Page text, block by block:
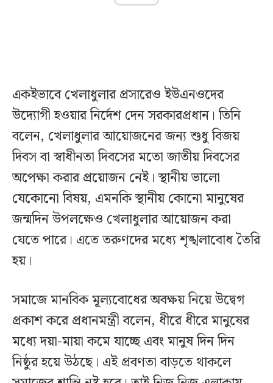
একইভাবে খেলাধুলার প্রসারেও ইউএনওদের
উদ্যোগী হওয়ার নির্দেশ দেন সরকারপ্রধান। তিনি
বলেন, খেলাধুলার আয়োজনের জন্য শুধু বিজয়
দিবস বা স্বাধীনতা দিবসের মতো জাতীয় দিবসের
অপেক্ষা করার প্রয়োজন নেই। স্থানীয় ভালো
যেকোনো বিষয়, এমনকি স্থানীয় কোনো মানুষের
জন্মদিন উপলক্ষেও খেলাধুলার আয়োজন করা
যেতে পারে। এতে তরুণদের মধ্যে শৃঙ্খলাবোধ তৈরি
হয়।
সমাজে মানবিক মূল্যবোধের অবক্ষয় নিয়ে উদ্বেগ
প্রকাশ করে প্রধানমন্ত্রী বলেন, ধীরে ধীরে মানুষের
মধ্যে দয়া-মায়া কমে যাচ্ছে এবং মানুষ দিন দিন
নিষ্ঠুর হয়ে উঠছে। এই প্রবণতা বাড়তে থাকলে